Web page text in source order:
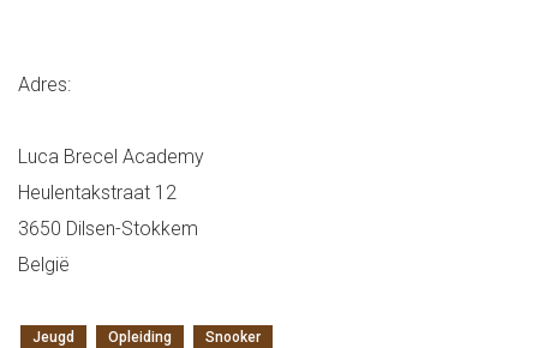
Adres:
Luca Brecel Academy
Heulentakstraat 12
3650 Dilsen-Stokkem
België
Jeugd Opleiding Snooker